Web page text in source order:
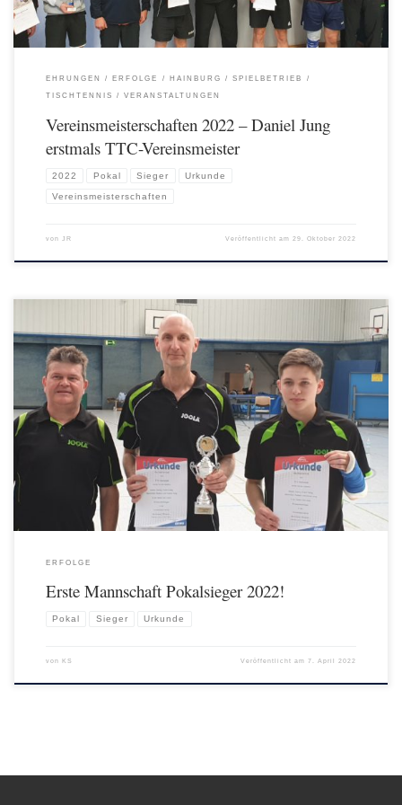
EHRUNGEN ERFOLGE HAINBURG
SPIELBETRIEB
TISCHTENNIS
VERANSTALTUNGEN
Vereinsmeisterschaften 2022 – Daniel Jung
erstmals TTC-Vereinsmeister
2022 Pokal Sieger Urkunde
Vereinsmeisterschaften
von JR Veröffentlicht am29. Oktober 2022
In der diesjährigen Pokal-Endrunde der 1. Kreisklasse gewann das Team bestehend
aus Stefan Georg, Frank Fertig und Daniel Jung. Im Finale gegen die DJK-TTC
Ober-Roden III errangen die Drei am 27.3. einen deutlichen 4:1 Sieg. Zuvor
gewannen sie bereits das erste Spiel der Endrunde ebenfalls 4:1 gegen die DJK-
Spvgg. Mühlheim […]
ERFOLGE
Erste Mannschaft Pokalsieger 2022!
Pokal Sieger Urkunde
von KS Veröffentlicht am7. April 2022